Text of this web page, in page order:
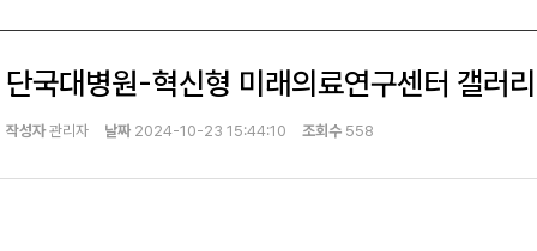
단국대병원-혁신형 미래의료연구센터 갤러리
작성자관리자 날짜 2024-10-23 15:44:10 조회수 558